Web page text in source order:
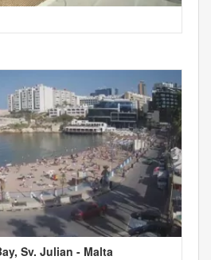
Sv. Julian - Malta